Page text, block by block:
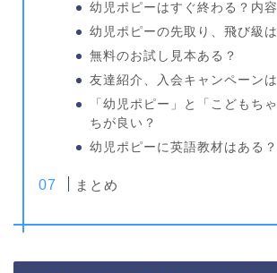
幼児ポピーはすぐ終わる？内
幼児ポピーの先取り、飛び級
無料のお試し見本ある？
友達紹介、入会キャンペーン
「幼児ポピー」と「こどもち
ちが良い？
幼児ポピーに英語教材はある？
まとめ